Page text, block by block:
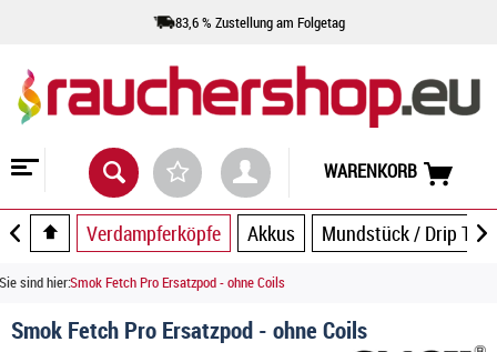
83,6 % Zustellung am Folgetag
WARENKORB
Verdampferköpfe Akkus Mundstück / Drip Tip
Sie sind hier:Smok Fetch Pro Ersatzpod - ohne Coils
Smok Fetch Pro Ersatzpod - ohne Coils